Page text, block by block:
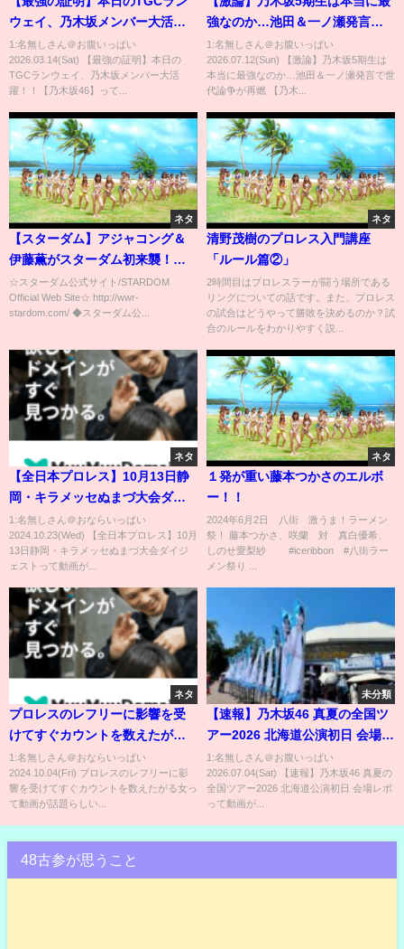
ウェイ、乃木坂メンバー大活
躍！！【乃木坂46】
1:名無しさん＠お腹いっぱい
2026.03.14(Sat) 【最強の証明】本日の
TGCランウェイ、乃木坂メンバー大活
躍！！【乃木坂46】って...
強なのか…池田＆一ノ瀬発言で
世代論争が再燃 【乃木坂46】
1:名無しさん＠お腹いっぱい
2026.07.12(Sun) 【激論】乃木坂5期生は
本当に最強なのか…池田＆一ノ瀬発言で世
代論争が再燃 【乃木...
ネタ
【スターダム】アジャコング＆
伊藤薫がスターダム初来襲！
meltearと激突！アジャコング＆
伊藤薫 vs 中野たむ＆なつぽ
い！-4.27横浜BUNTAI大会-
☆スターダム公式サイト/STARDOM
Official Web Site☆ http://wwr-
stardom.com/ ◆スターダム公...
ネタ
清野茂樹のプロレス入門講座
「ルール篇②」
2時間目はプロレスラーが闘う場所である
リングについての話です。また、プロレス
の試合はどうやって勝敗を決めるのか？試
合のルールをわかりやすく説...
ネタ
【全日本プロレス】10月13日静
岡・キラメッセぬまづ大会ダイ
ジェスト
1:名無しさん＠おならいっぱい
2024.10.23(Wed) 【全日本プロレス】10月
13日静岡・キラメッセぬまづ大会ダイジ
ェストって動画が...
ネタ
１発が重い藤本つかさのエルボ
ー！！
2024年6月2日 八街 激うま！ラーメン
祭！ 藤本つかさ、咲蘭 対 真白優希、
しのせ愛梨紗 #iceribbon #八街ラー
メン祭り ...
ネタ
プロレスのレフリーに影響を受
けてすぐカウントを数えたがる
女
1:名無しさん＠おならいっぱい
2024.10.04(Fri) プロレスのレフリーに影
響を受けてすぐカウントを数えたがる女っ
て動画が話題らしい...
未分類
【速報】乃木坂46 真夏の全国ツ
アー2026 北海道公演初日 会場レ
ポ
1:名無しさん＠お腹いっぱい
2026.07.04(Sat) 【速報】乃木坂46 真夏の
全国ツアー2026 北海道公演初日 会場レポ
って動画が...
48古参が思うこと